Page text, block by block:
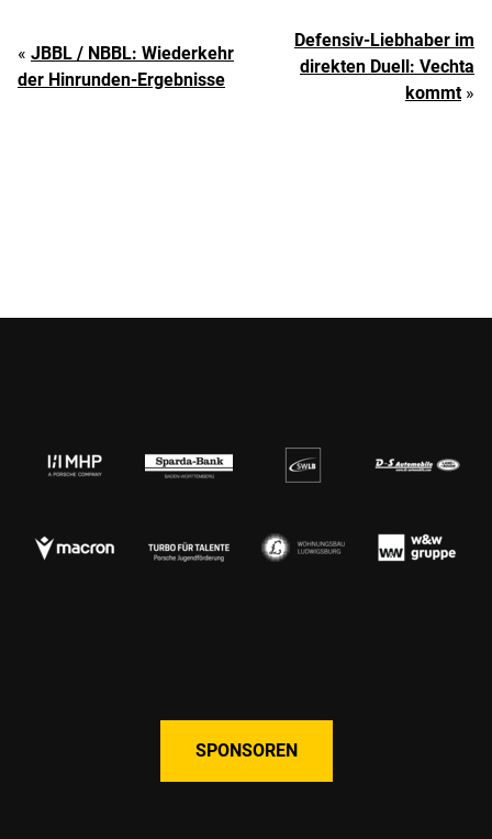
« JBBL / NBBL: Wiederkehr
der Hinrunden-Ergebnisse
Defensiv-Liebhaber im
direkten Duell: Vechta
kommt»
SPONSOREN